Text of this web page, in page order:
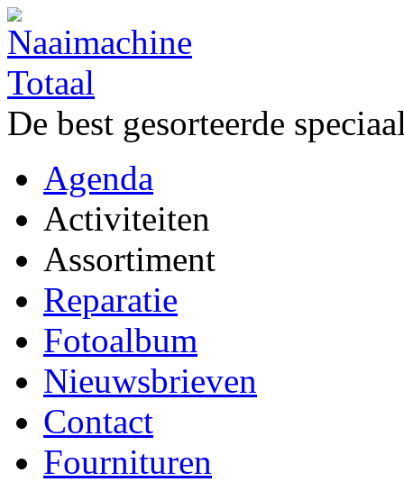
De best gesorteerde
Agenda
Activiteiten
Assortiment
Reparatie
Fotoalbum
Nieuwsbrieven
Contact
Fournituren